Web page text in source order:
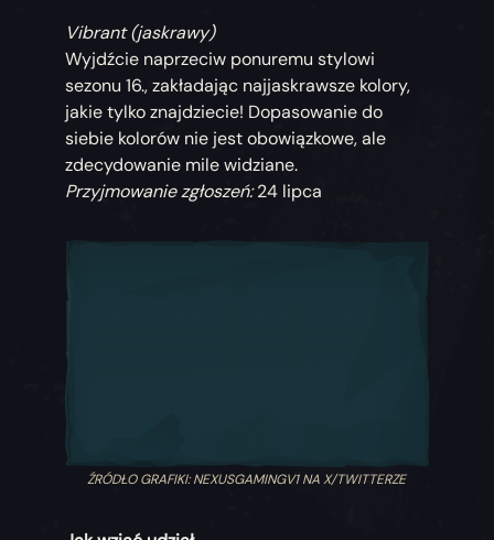
Vibrant (jaskrawy)
Wyjdźcie naprzeciw ponuremu stylowi
sezonu 16., zakładając najjaskrawsze kolory,
jakie tylko znajdziecie! Dopasowanie do
siebie kolorów nie jest obowiązkowe, ale
zdecydowanie mile widziane.
Przyjmowanie zgłoszeń:24 lipca
ŹRÓDŁO GRAFIKI: NEXUSGAMINGV1 NA X/TWITTERZE